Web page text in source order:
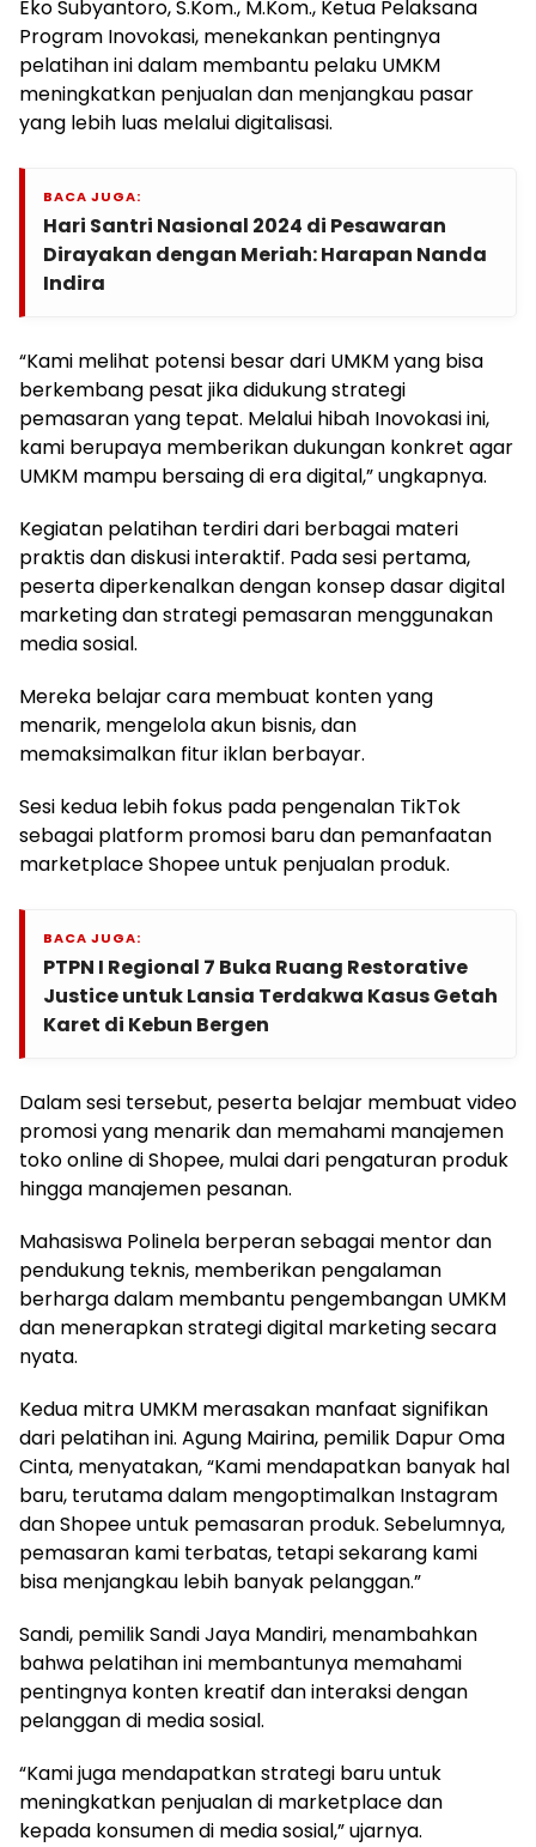
Eko Subyantoro, S.Kom., M.Kom., Ketua Pelaksana
Program Inovokasi, menekankan pentingnya
pelatihan ini dalam membantu pelaku UMKM
meningkatkan penjualan dan menjangkau pasar
yang lebih luas melalui digitalisasi.
BACA JUGA:
Hari Santri Nasional 2024 di Pesawaran
Dirayakan dengan Meriah: Harapan Nanda
Indira
“Kami melihat potensi besar dari UMKM yang bisa
berkembang pesat jika didukung strategi
pemasaran yang tepat. Melalui hibah Inovokasi ini,
kami berupaya memberikan dukungan konkret agar
UMKM mampu bersaing di era digital,” ungkapnya.
Kegiatan pelatihan terdiri dari berbagai materi
praktis dan diskusi interaktif. Pada sesi pertama,
peserta diperkenalkan dengan konsep dasar digital
marketing dan strategi pemasaran menggunakan
media sosial.
Mereka belajar cara membuat konten yang
menarik, mengelola akun bisnis, dan
memaksimalkan fitur iklan berbayar.
Sesi kedua lebih fokus pada pengenalan TikTok
sebagai platform promosi baru dan pemanfaatan
marketplace Shopee untuk penjualan produk.
BACA JUGA:
PTPN I Regional 7 Buka Ruang Restorative
Justice untuk Lansia Terdakwa Kasus Getah
Karet di Kebun Bergen
Dalam sesi tersebut, peserta belajar membuat video
promosi yang menarik dan memahami manajemen
toko online di Shopee, mulai dari pengaturan produk
hingga manajemen pesanan.
Mahasiswa Polinela berperan sebagai mentor dan
pendukung teknis, memberikan pengalaman
berharga dalam membantu pengembangan UMKM
dan menerapkan strategi digital marketing secara
nyata.
Kedua mitra UMKM merasakan manfaat signifikan
dari pelatihan ini. Agung Mairina, pemilik Dapur Oma
Cinta, menyatakan, “Kami mendapatkan banyak hal
baru, terutama dalam mengoptimalkan Instagram
dan Shopee untuk pemasaran produk. Sebelumnya,
pemasaran kami terbatas, tetapi sekarang kami
bisa menjangkau lebih banyak pelanggan.”
Sandi, pemilik Sandi Jaya Mandiri, menambahkan
bahwa pelatihan ini membantunya memahami
pentingnya konten kreatif dan interaksi dengan
pelanggan di media sosial.
“Kami juga mendapatkan strategi baru untuk
meningkatkan penjualan di marketplace dan
kepada konsumen di media sosial,” ujarnya.